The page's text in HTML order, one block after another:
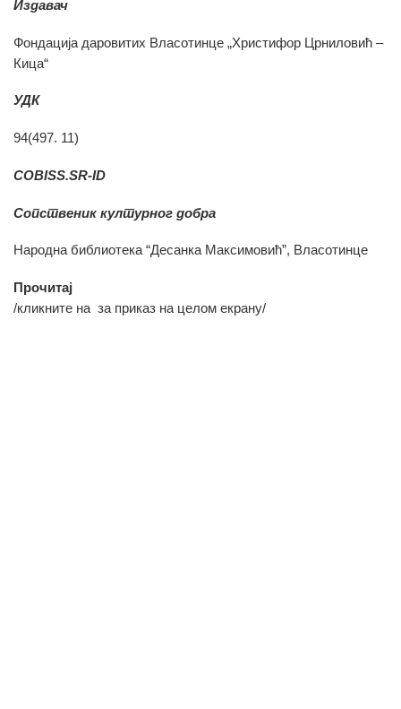
Издавач
Фондација даровитих Власотинце „Христифор Црниловић –
Кица“
УДК
94(497. 11)
COBISS.SR-ID
Сопственик културног добра
Народна библиотека “Десанка Максимовић”, Власотинце
Прочитај
/кликните на за приказ на целом екрану/